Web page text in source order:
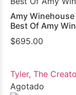
Amy Winehouse
Best Of Amy
$695.00
Tyler, The
Agotado